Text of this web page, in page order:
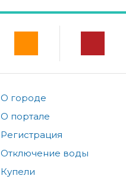
О городе
О портале
Регистрация
Отключение воды
Купели